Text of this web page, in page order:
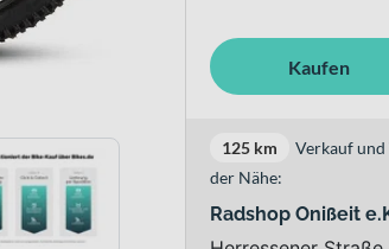
Kaufen
125 km
Verkauf
der Nähe:
Radshop Onißeit